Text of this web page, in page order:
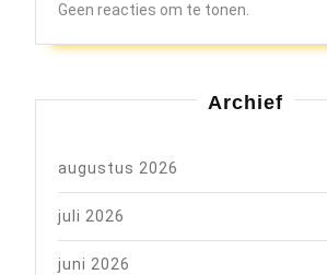
Geen reacties om te tonen.
Archief
augustus 2026
juli 2026
juni 2026